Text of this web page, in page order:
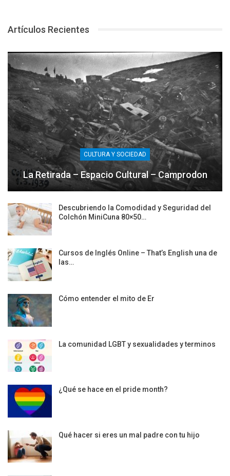
Artículos Recientes
CULTURA Y SOCIEDAD
La Retirada – Espacio Cultural – Camprodon
Descubriendo la Comodidad y Seguridad del
Colchón MiniCuna 80×50…
Cursos de Inglés Online – That’s English una de
las…
Cómo entender el mito de Er
La comunidad LGBT y sexualidades y terminos
¿Qué se hace en el pride month?
Qué hacer si eres un mal padre con tu hijo